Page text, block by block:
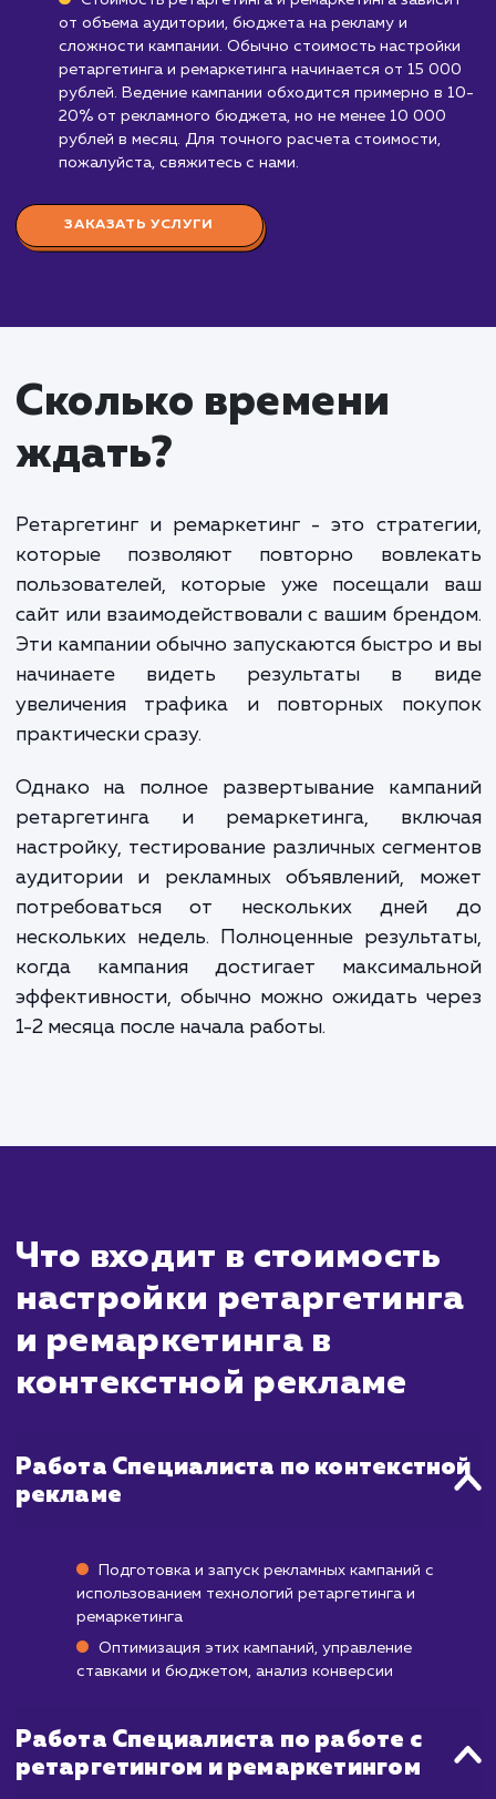
Узнать почему
ретаргетинга и
контекстной рекламе
от 15 000 руб.
Ретаргетинг и ремаркетинг в контекстной
- это мощные инструменты для возвращения
Ретаргетинг позволяет показывать рекламу
пользователям, которые уже посещали ваш сайт,
не совершили нужное действие. Ремаркетинг
акцентирует внимание на тех, кто уже
взаимодействовал с вашим продуктом или
Стоимость ретаргетинга и ремаркетинга
от объема аудитории, бюджета на рекламу и
сложности кампании. Обычно стоимость
рублей. Ведение кампании обходится примерно
20% от рекламного бюджета, но не менее 10 000
рублей в месяц. Для точного расчета стоимости,
пожалуйста, свяжитесь с нами.
ЗАКАЗАТЬ УСЛУГИ
Ретаргетинг и ремаркетинг - это
которые позволяют повторно
пользователей, которые уже посещали
сайт или взаимодействовали с вашим
Эти кампании обычно запускаются быстро
увеличения трафика и повторных
практически сразу.
Однако на полное развертывание
ретаргетинга и ремаркетинга,
настройку, тестирование различных
аудитории и рекламных объявлений,
нескольких недель. Полноценные
когда кампания достигает